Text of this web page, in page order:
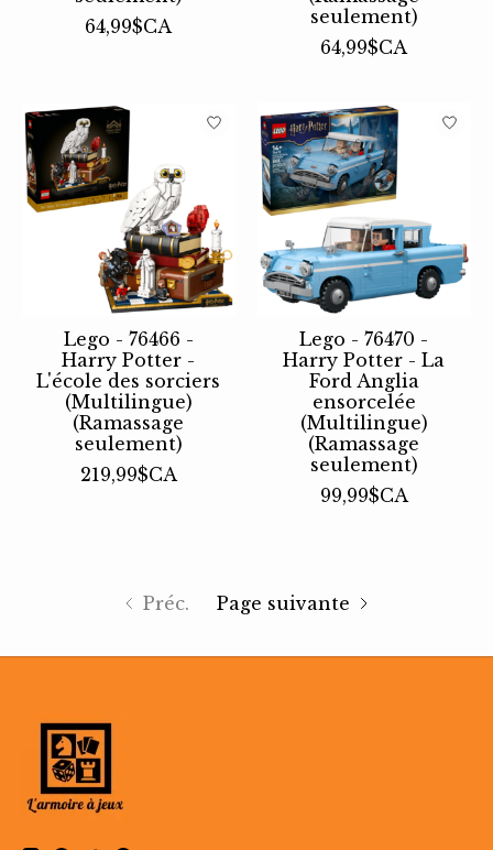
64,99$CA
seulement)
64,99$CA
Lego - 76466 -
Harry Potter -
L'école des sorciers
(Multilingue)
(Ramassage
seulement)
219,99$CA
Lego - 76470 -
Harry Potter - La
Ford Anglia
ensorcelée
(Multilingue)
(Ramassage
seulement)
99,99$CA
Préc. Page suivante